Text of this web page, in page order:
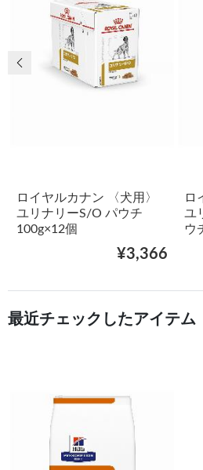
ロイヤルカナン 〈犬用〉
ユリナリーS/O パウチ
100g×12個
¥3,366
ロ
ユ
ウ
前の画像
最近チェックしたアイテム